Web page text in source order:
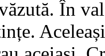
În